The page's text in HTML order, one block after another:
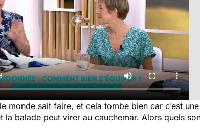
monde sait faire, et cela tombe bien car c’est
la balade peut virer au cauchemar. Alors quels